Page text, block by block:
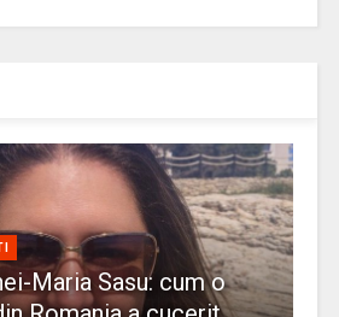
Maria Sasu: cum o